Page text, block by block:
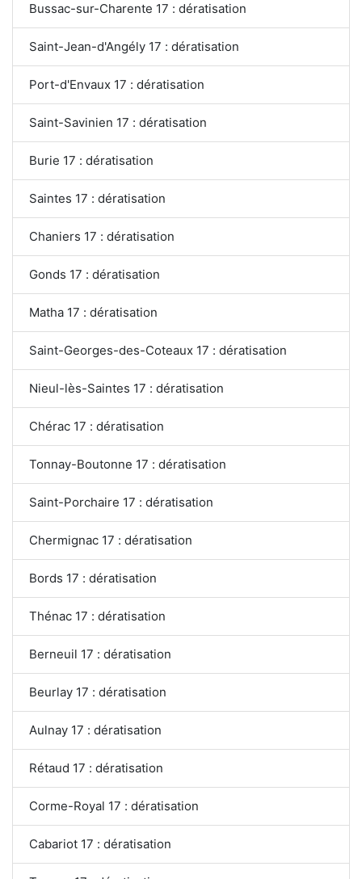
Bussac-sur-Charente 17 : dératisation
Saint-Jean-d'Angély 17 : dératisation
Port-d'Envaux 17 : dératisation
Saint-Savinien 17 : dératisation
Burie 17 : dératisation
Saintes 17 : dératisation
Chaniers 17 : dératisation
Gonds 17 : dératisation
Matha 17 : dératisation
Saint-Georges-des-Coteaux 17 : dératisation
Nieul-lès-Saintes 17 : dératisation
Chérac 17 : dératisation
Tonnay-Boutonne 17 : dératisation
Saint-Porchaire 17 : dératisation
Chermignac 17 : dératisation
Bords 17 : dératisation
Thénac 17 : dératisation
Berneuil 17 : dératisation
Beurlay 17 : dératisation
Aulnay 17 : dératisation
Rétaud 17 : dératisation
Corme-Royal 17 : dératisation
Cabariot 17 : dératisation